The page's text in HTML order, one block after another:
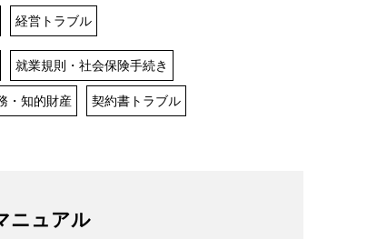
経営トラブル
就業規則・社会保険手続き
・知的財産 契約書トラブル
ニュアル